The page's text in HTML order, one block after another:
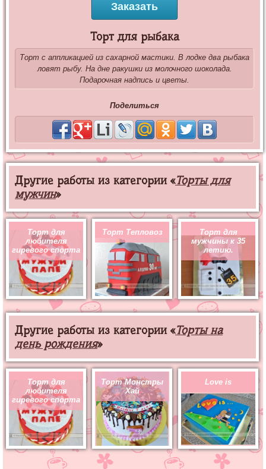
Заказать
Торт для рыбака
Торт с аппликацией из сахарной мастики. В лодке два рыбака
ловят рыбу. На дне ракушки из молочного шоколада.
Подарочная надпись и цветы.
Поделиться
Другие работы из категории «Торты для
мужчин»
Торт для
любителя
гиревого спорта
Торт Тепловоз
Торт для
мужчины к 35
летию.
Другие работы из категории «Торты на
день рождения»
Торт для
любителя
гиревого спорта
Торт Монстры
Хай
Love is